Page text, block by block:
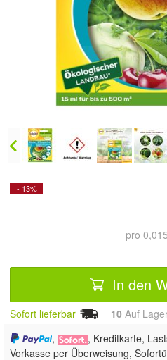
Doppelt
- 13%
pro
In den
Sofort lieferbar 10 Auf
,
, Kreditkarte,
Vorkasse per Überweisung,